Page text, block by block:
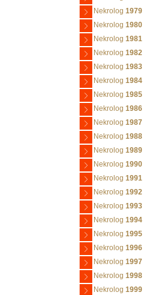
Nekrolog 1979
Nekrolog 1980
Nekrolog 1981
Nekrolog 1982
Nekrolog 1983
Nekrolog 1984
Nekrolog 1985
Nekrolog 1986
Nekrolog 1987
Nekrolog 1988
Nekrolog 1989
Nekrolog 1990
Nekrolog 1991
Nekrolog 1992
Nekrolog 1993
Nekrolog 1994
Nekrolog 1995
Nekrolog 1996
Nekrolog 1997
Nekrolog 1998
Nekrolog 1999